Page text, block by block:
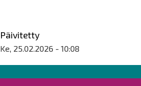
Päivitetty
Ke, 25.02.2026 - 10:08